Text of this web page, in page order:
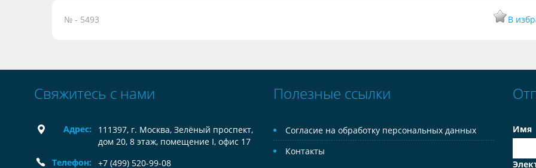
№ - 5493 В
Свяжитесь с нами
Адрес:
111397, г. Москва, Зелёный проспект,
дом 20, 8 этаж, помещение I, офис 17
Телефон:
+7 (499) 520-99-08
Полезные ссылки
Согласие на обработку персональных данных
Контакты
Имя